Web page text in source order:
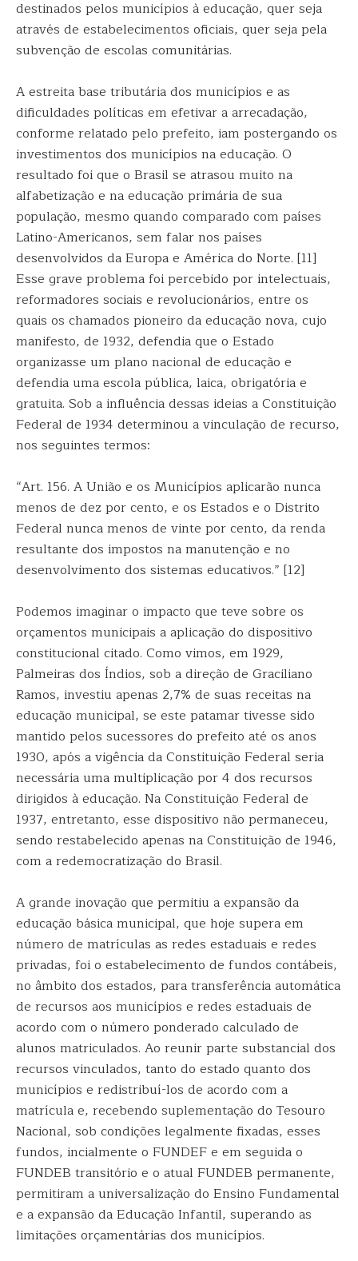
destinados pelos municípios à educação, quer seja
através de estabelecimentos oficiais, quer seja pela
subvenção de escolas comunitárias.
A estreita base tributária dos municípios e as
dificuldades políticas em efetivar a arrecadação,
conforme relatado pelo prefeito, iam postergando os
investimentos dos municípios na educação. O
resultado foi que o Brasil se atrasou muito na
alfabetização e na educação primária de sua
população, mesmo quando comparado com países
Latino-Americanos, sem falar nos países
desenvolvidos da Europa e América do Norte. [11]
Esse grave problema foi percebido por intelectuais,
reformadores sociais e revolucionários, entre os
quais os chamados pioneiro da educação nova, cujo
manifesto, de 1932, defendia que o Estado
organizasse um plano nacional de educação e
defendia uma escola pública, laica, obrigatória e
gratuita. Sob a influência dessas ideias a Constituição
Federal de 1934 determinou a vinculação de recurso,
nos seguintes termos:
“Art. 156. A União e os Municípios aplicarão nunca
menos de dez por cento, e os Estados e o Distrito
Federal nunca menos de vinte por cento, da renda
resultante dos impostos na manutenção e no
desenvolvimento dos sistemas educativos.” [12]
Podemos imaginar o impacto que teve sobre os
orçamentos municipais a aplicação do dispositivo
constitucional citado. Como vimos, em 1929,
Palmeiras dos Índios, sob a direção de Graciliano
Ramos, investiu apenas 2,7% de suas receitas na
educação municipal, se este patamar tivesse sido
mantido pelos sucessores do prefeito até os anos
1930, após a vigência da Constituição Federal seria
necessária uma multiplicação por 4 dos recursos
dirigidos à educação. Na Constituição Federal de
1937, entretanto, esse dispositivo não permaneceu,
sendo restabelecido apenas na Constituição de 1946,
com a redemocratização do Brasil.
A grande inovação que permitiu a expansão da
educação básica municipal, que hoje supera em
número de matrículas as redes estaduais e redes
privadas, foi o estabelecimento de fundos contábeis,
no âmbito dos estados, para transferência automática
de recursos aos municípios e redes estaduais de
acordo com o número ponderado calculado de
alunos matriculados. Ao reunir parte substancial dos
recursos vinculados, tanto do estado quanto dos
municípios e redistribuí-los de acordo com a
matrícula e, recebendo suplementação do Tesouro
Nacional, sob condições legalmente fixadas, esses
fundos, incialmente o FUNDEF e em seguida o
FUNDEB transitório e o atual FUNDEB permanente,
permitiram a universalização do Ensino Fundamental
e a expansão da Educação Infantil, superando as
limitações orçamentárias dos municípios.